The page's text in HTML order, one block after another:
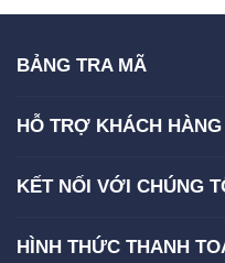
BẢNG TRA MÃ
HỖ TRỢ KHÁCH HÀNG
KẾT NỐI VỚI CHÚNG
HÌNH THỨC THANH